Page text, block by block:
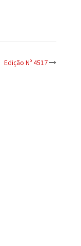
Edição Nº 4517